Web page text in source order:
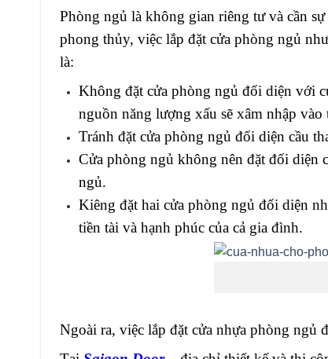
Phòng ngủ là không gian riêng tư và cần
phong thủy, việc lắp đặt cửa phòng ngủ
là:
Không đặt cửa phòng ngủ đối diện với
nguồn năng lượng xấu sẽ xâm nhập
Tránh đặt cửa phòng ngủ đối diện cầu
Cửa phòng ngủ không nên đặt đối diện
ngủ.
Kiêng đặt hai cửa phòng ngủ đối diện
tiền tài và hạnh phúc của cả gia đình.
Ngoài ra, việc lắp đặt cửa nhựa phòng ngủ